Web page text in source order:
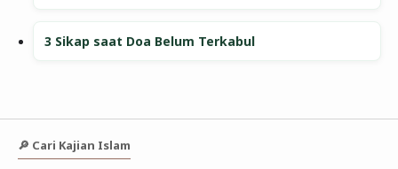
3 Sikap saat Doa Belum Terkabul
🔎 Cari Kajian Islam